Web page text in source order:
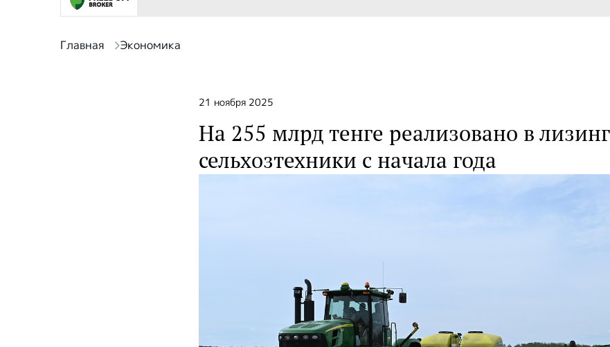
Главная Экономика
21 ноября 2025
На 255 млрд тенге реализовано в лизинг
сельхозтехники с начала года